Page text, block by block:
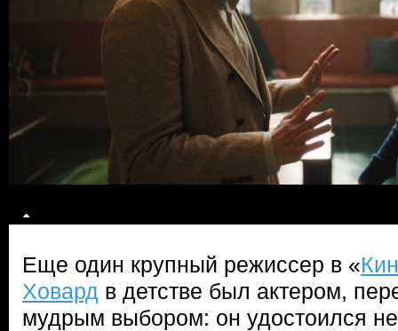
Еще один крупный режиссер в «
Ховард в детстве был актером,
мудрым выбором: он удостоился